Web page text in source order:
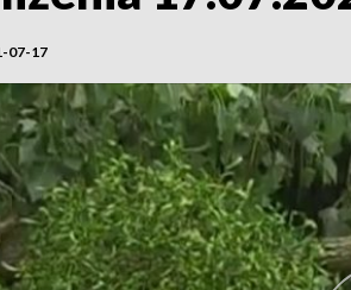
07-17